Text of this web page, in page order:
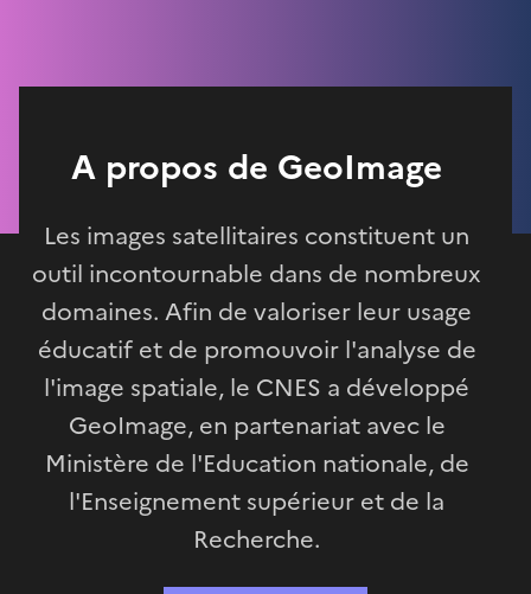
A propos de GeoImage
Les images satellitaires constituent un
outil incontournable dans de nombreux
domaines. Afin de valoriser leur usage
éducatif et de promouvoir l'analyse de
l'image spatiale, le CNES a développé
GeoImage, en partenariat avec le
Ministère de l'Education nationale, de
l'Enseignement supérieur et de la
Recherche.